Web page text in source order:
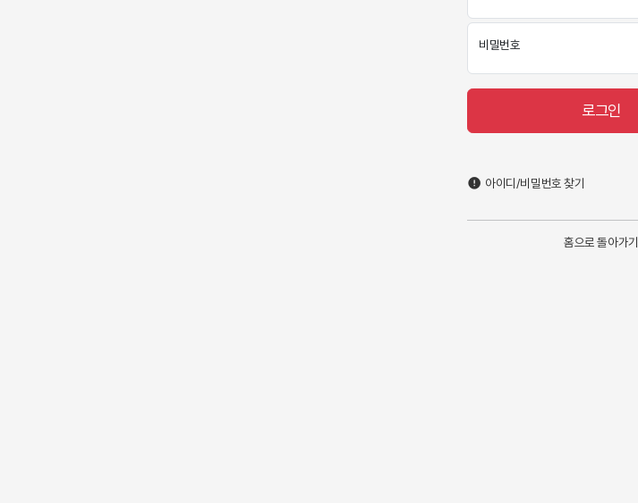
비밀번호
로그인
error 아이디/비밀번호 찾기
홈으로 돌아가기